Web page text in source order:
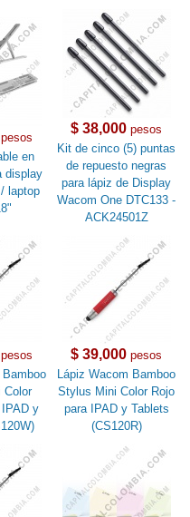
pesos
en
display
laptop
$ 38,000 pesos
Kit de cinco (5) puntas
de repuesto negras
para lápiz de Display
Wacom One DTC133 -
ACK24501Z
pesos
Bamboo
Color
y
$ 39,000 pesos
Lápiz Wacom Bamboo
Stylus Mini Color Rojo
para IPAD y Tablets
(CS120R)